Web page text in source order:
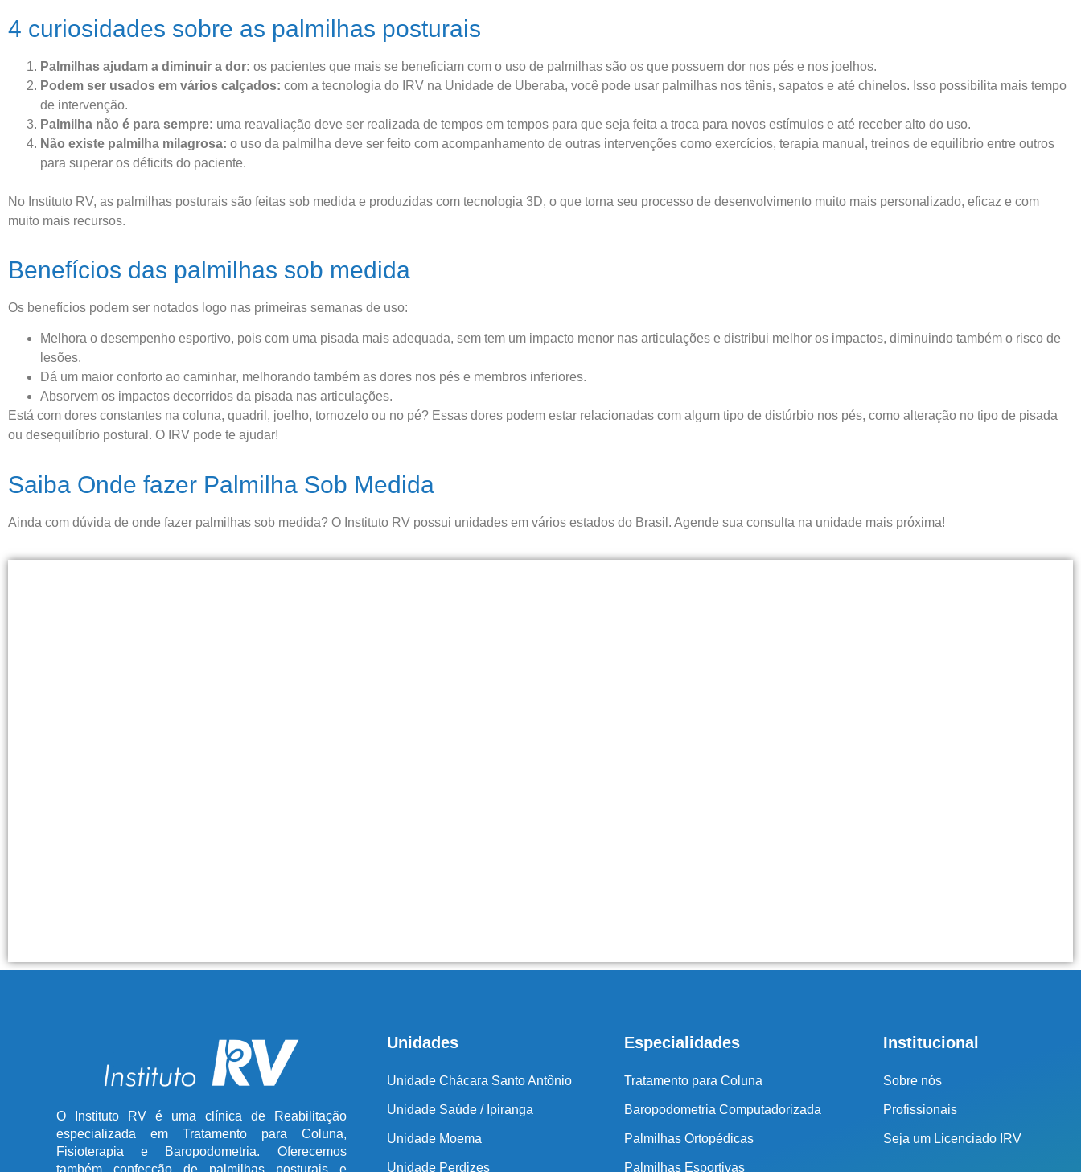
4 curiosidades sobre as palmilhas posturais
Palmilhas ajudam a diminuir a dor: os pacientes que mais se beneficiam com o uso de palmilhas são os que possuem dor nos pés e nos joelhos.
Podem ser usados em vários calçados: com a tecnologia do IRV na Unidade de Uberaba, você pode usar palmilhas nos tênis, sapatos e até chinelos. Isso possibilita mais tempo
de intervenção.
Palmilha não é para sempre: uma reavaliação deve ser realizada de tempos em tempos para que seja feita a troca para novos estímulos e até receber alto do uso.
Não existe palmilha milagrosa: o uso da palmilha deve ser feito com acompanhamento de outras intervenções como exercícios, terapia manual, treinos de equilíbrio entre outros
para superar os déficits do paciente.
No Instituto RV, as palmilhas posturais são feitas sob medida e produzidas com tecnologia 3D, o que torna seu processo de desenvolvimento muito mais personalizado, eficaz e com
muito mais recursos.
Benefícios das palmilhas sob medida
Os benefícios podem ser notados logo nas primeiras semanas de uso:
Melhora o desempenho esportivo, pois com uma pisada mais adequada, sem tem um impacto menor nas articulações e distribui melhor os impactos, diminuindo também o risco de
lesões.
Dá um maior conforto ao caminhar, melhorando também as dores nos pés e membros inferiores.
Absorvem os impactos decorridos da pisada nas articulações.
Está com dores constantes na coluna, quadril, joelho, tornozelo ou no pé? Essas dores podem estar relacionadas com algum tipo de distúrbio nos pés, como alteração no tipo de pisada
ou desequilíbrio postural. O IRV pode te ajudar!
Saiba Onde fazer Palmilha Sob Medida
Ainda com dúvida de onde fazer palmilhas sob medida? O Instituto RV possui unidades em vários estados do Brasil. Agende sua consulta na unidade mais próxima!
O Instituto RV é uma clínica de Reabilitação
especializada em Tratamento para Coluna,
Fisioterapia e Baropodometria. Oferecemos
Unidades
Unidade Chácara Santo Antônio
Unidade Saúde / Ipiranga
Unidade Moema
Unidade Perdizes
Especialidades
Tratamento para Coluna
Baropodometria Computadorizada
Palmilhas Ortopédicas
Palmilhas Esportivas
Institucional
Sobre nós
Profissionais
Seja um Licenciado IRV
(011) 2091-1267
0800 494 8888